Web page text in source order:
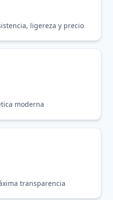
ligereza y precio
moderna
transparencia